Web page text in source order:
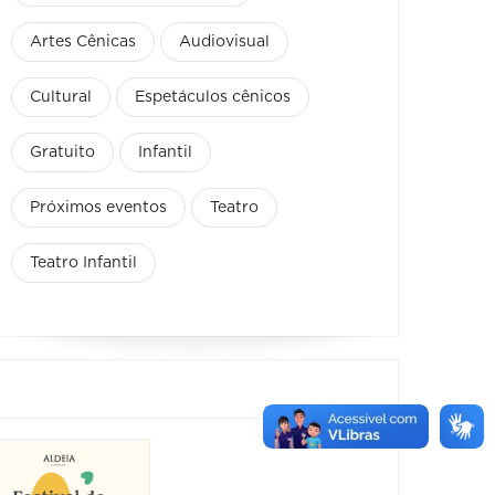
Artes Cênicas Audiovisual
Cultural Espetáculos cênicos
Gratuito Infantil
Próximos eventos Teatro
Teatro Infantil